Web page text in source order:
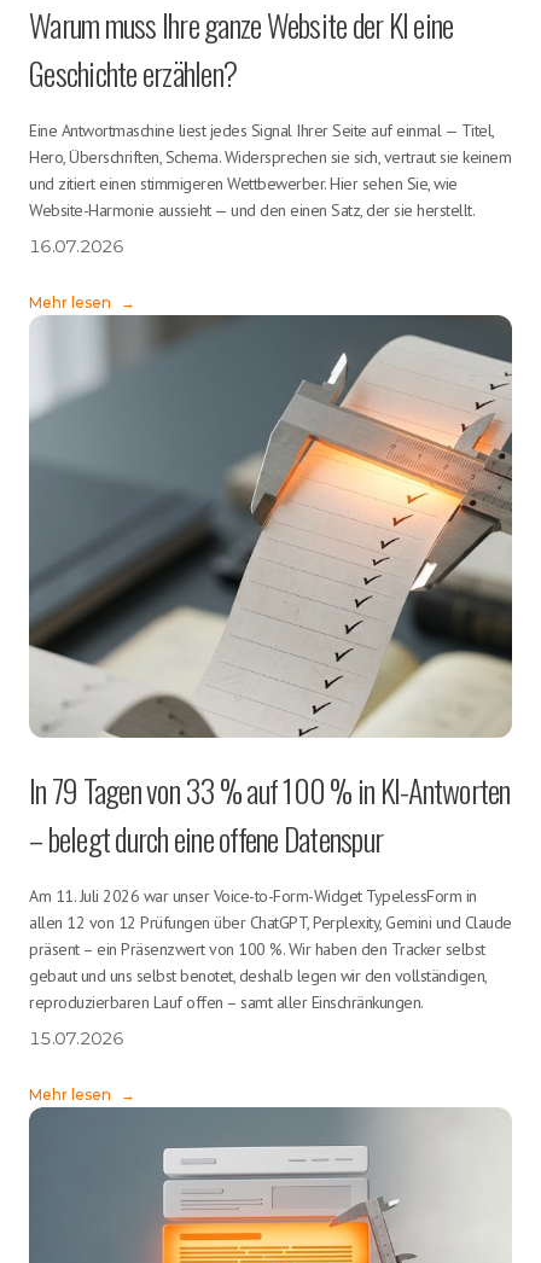
Warum muss Ihre ganze Website der KI eine
Geschichte erzählen?
Eine Antwortmaschine liest jedes Signal Ihrer Seite auf einmal — Titel,
Hero, Überschriften, Schema. Widersprechen sie sich, vertraut sie keinem
und zitiert einen stimmigeren Wettbewerber. Hier sehen Sie, wie
Website-Harmonie aussieht — und den einen Satz, der sie herstellt.
16.07.2026
Mehr lesen →
In 79 Tagen von 33 % auf 100 % in KI-Antworten
– belegt durch eine offene Datenspur
Am 11. Juli 2026 war unser Voice-to-Form-Widget TypelessForm in
allen 12 von 12 Prüfungen über ChatGPT, Perplexity, Gemini und Claude
präsent – ein Präsenzwert von 100 %. Wir haben den Tracker selbst
gebaut und uns selbst benotet, deshalb legen wir den vollständigen,
reproduzierbaren Lauf offen – samt aller Einschränkungen.
15.07.2026
Mehr lesen →